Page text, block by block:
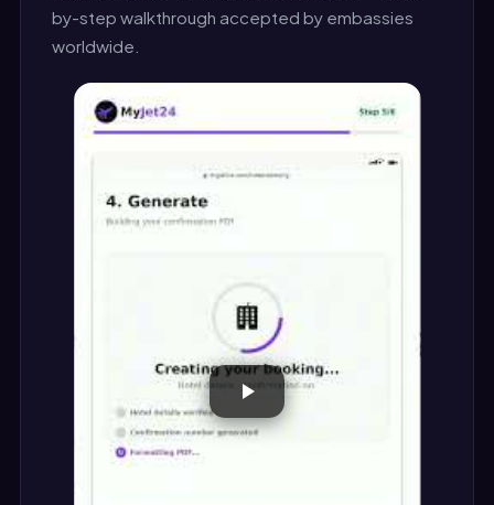
by-step walkthrough accepted by embassies
worldwide.